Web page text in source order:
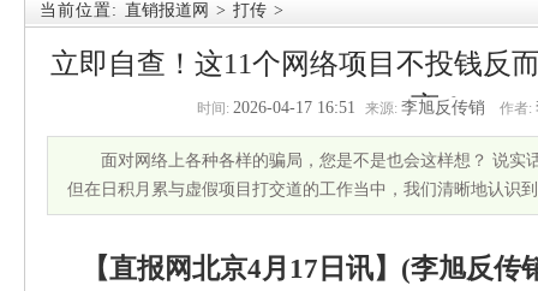
当前位置: 直销报道网 > 打传 >
立即自查！这11个网络项目不投钱反
离！
时间: 2026-04-17 16:51 来源: 李旭反传销 作者:
面对网络上各种各样的骗局，您是不是也会这样想？ 说实
但在日积月累与虚假项目打交道的工作当中，我们清晰地认识到
【直报网北京4月17日讯】(李旭反传